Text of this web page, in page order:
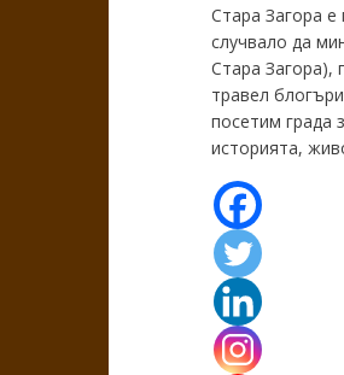
Стара Загора е
случвало да
Стара Загора),
травел
посетим града
историята,